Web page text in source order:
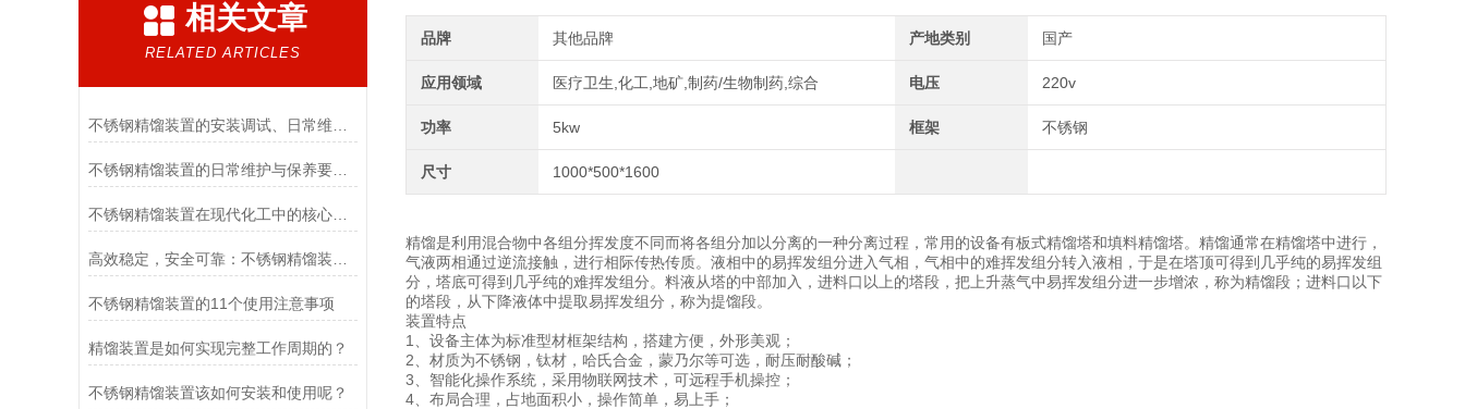
相关文章
RELATED ARTICLES
不锈钢精馏装置的日常维护与保养要点，保障设备耐腐蚀性能与长期稳定运行效率
不锈钢精馏装置在现代化工中的核心角色
不锈钢精馏装置的11个使用注意事项
精馏装置是如何实现完整工作周期的？
不锈钢精馏装置该如何安装和使用呢？
品牌 其他品牌 产地类别 国产
应用领域 医疗卫生,化工,地矿,制药/生物制药,综合 电压 220v
功率 5kw 框架 不锈钢
尺寸 1000*500*1600
精馏是利用混合物中各组分挥发度不同而将各组分加以分离的一种分离过程，常用的设备有板式精馏塔和填料精馏塔。精馏通常在精馏塔中进行，
气液两相通过逆流接触，进行相际传热传质。液相中的易挥发组分进入气相，气相中的难挥发组分转入液相，于是在塔顶可得到几乎纯的易挥发组
分，塔底可得到几乎纯的难挥发组分。料液从塔的中部加入，进料口以上的塔段，把上升蒸气中易挥发组分进一步增浓，称为精馏段；进料口以下
的塔段，从下降液体中提取易挥发组分，称为提馏段。
装置特点
1、设备主体为标准型材框架结构，搭建方便，外形美观；
2、材质为不锈钢，钛材，哈氏合金，蒙乃尔等可选，耐压耐酸碱；
3、智能化操作系统，采用物联网技术，可远程手机操控；
4、布局合理，占地面积小，操作简单，易上手；